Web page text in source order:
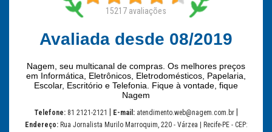
15217 avaliações
Avaliada desde 08/2019
Nagem, seu multicanal de compras. Os melhores preços
em Informática, Eletrônicos, Eletrodomésticos, Papelaria,
Escolar, Escritório e Telefonia. Fique à vontade, fique
Nagem
Telefone: 81 2121-2121 E-mail: atendimento.web@nagem.com.br
Endereço: Rua Jornalista Murilo Marroquim, 220 - Várzea | Recife-PE - CEP: